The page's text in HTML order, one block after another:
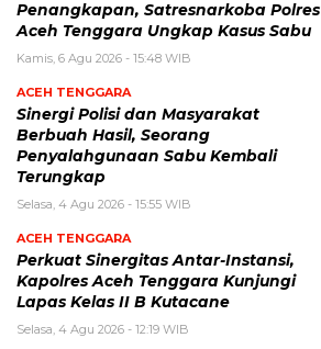
Penangkapan, Satresnarkoba Polres
Aceh Tenggara Ungkap Kasus Sabu
Kamis, 6 Agu 2026 - 15:48 WIB
ACEH TENGGARA
Sinergi Polisi dan Masyarakat
Berbuah Hasil, Seorang
Penyalahgunaan Sabu Kembali
Terungkap
Selasa, 4 Agu 2026 - 15:55 WIB
ACEH TENGGARA
Perkuat Sinergitas Antar-Instansi,
Kapolres Aceh Tenggara Kunjungi
Lapas Kelas II B Kutacane
Selasa, 4 Agu 2026 - 12:19 WIB